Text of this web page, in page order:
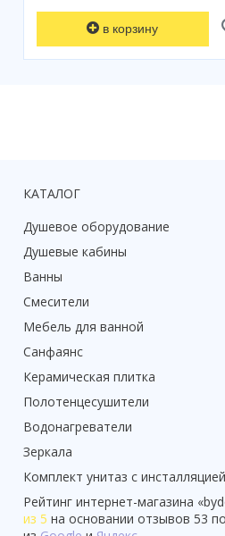
в корзину
КАТАЛОГ
Душевое оборудование
Душевые кабины
Ванны
Смесители
Мебель для ванной
Санфаянс
Керамическая плитка
Полотенцесушители
Водонагреватели
Зеркала
Комплект унитаз с инсталляцией
Рейтинг интернет-магазина «
из 5 на основании отзывов 53